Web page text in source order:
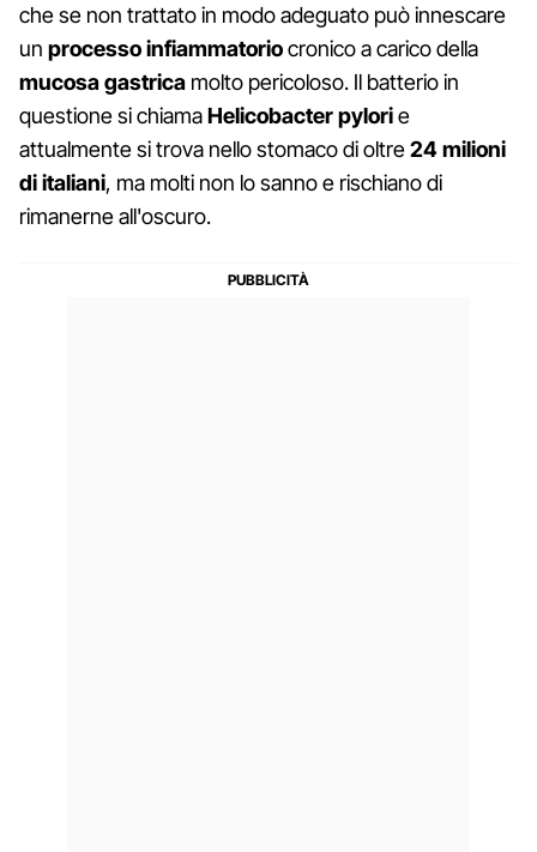
che se non trattato in modo adeguato può innescare
un processo infiammatoriocronico a carico della
mucosa gastrica molto pericoloso. Il batterio in
questione si chiamaHelicobacter pylorie
attualmente si trova nello stomaco di oltre24 milioni
di italiani, ma molti non lo sanno e rischiano di
rimanerne all'oscuro.